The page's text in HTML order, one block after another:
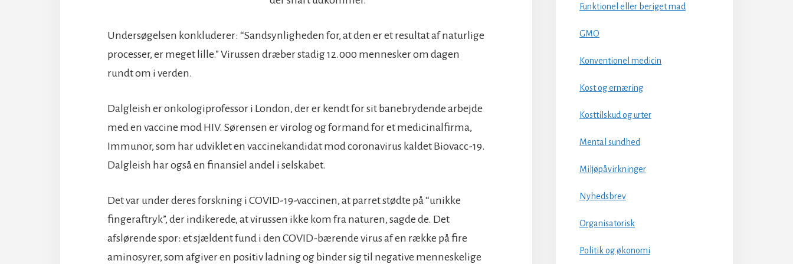
Undersøgelsen konkluderer: “Sandsynligheden for, at den er et resultat af naturlige
processer, er meget lille.” Virussen dræber stadig 12.000 mennesker om dagen
rundt om i verden.
Dalgleish er onkologiprofessor i London, der er kendt for sit banebrydende arbejde
med en vaccine mod HIV. Sørensen er virolog og formand for et medicinalfirma,
Immunor, som har udviklet en vaccinekandidat mod coronavirus kaldet Biovacc-19.
Dalgleish har også en finansiel andel i selskabet.
Det var under deres forskning i COVID-19-vaccinen, at parret stødte på “unikke
fingeraftryk”, der indikerede, at virussen ikke kom fra naturen, sagde de. Det
afslørende spor: et sjældent fund i den COVID-bærende virus af en række på fire
aminosyrer, som afgiver en positiv ladning og binder sig til negative menneskelige
Funktionel eller beriget mad
GMO
Konventionel medicin
Kost og ernæring
Kosttilskud og urter
Mental sundhed
Miljøpåvirkninger
Nyhedsbrev
Organisatorisk
Politik og økonomi